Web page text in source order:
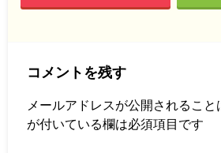
コメントを残す
メールアドレスが公開されること
が付いている欄は必須項目です